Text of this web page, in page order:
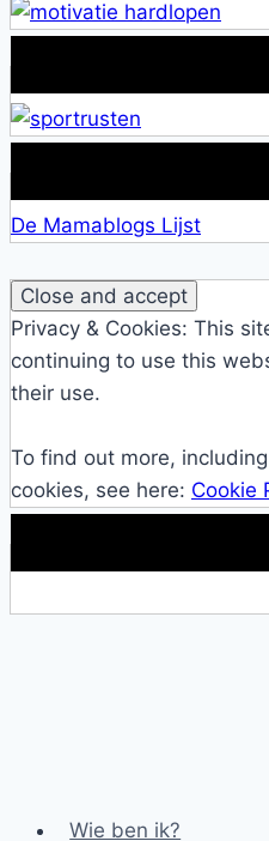
De Mamablogs Lijst
Privacy & Cookies: This
continuing to use this
their use.
To find out more,
cookies, see here: Cookie
Wie ben ik?